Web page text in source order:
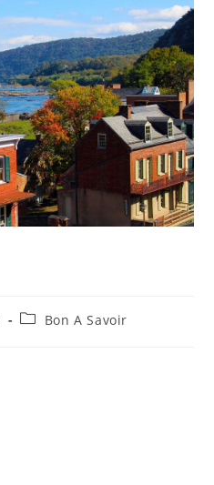
PostBon A Savoir